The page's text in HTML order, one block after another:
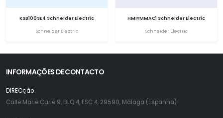
KSB100SE4 Schneider Electric
Schneider Electric
HMIYMMAC1 Schneider Electric
Schneider Electric
INFORMAÇÕES DE CONTACTO
DIRECção
Calle Marie Curie 9, BLQ 4, ESC 4, 29590, Málaga (Espanha)